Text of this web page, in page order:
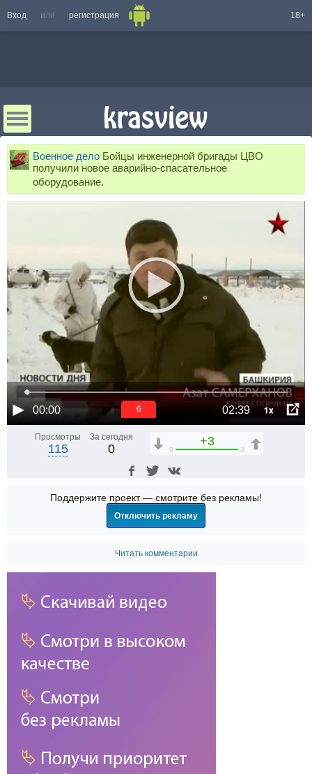
Вход или регистрация 18+
Военное дело Бойцы инженерной бригады ЦВО
получили новое аварийно-спасательное
оборудование.
00:00 02:39 1x
6
Просмотры
115
За сегодня
0
+3
0 3
Поддержите проект — смотрите без рекламы!
Отключить рекламу
Читать комментарии